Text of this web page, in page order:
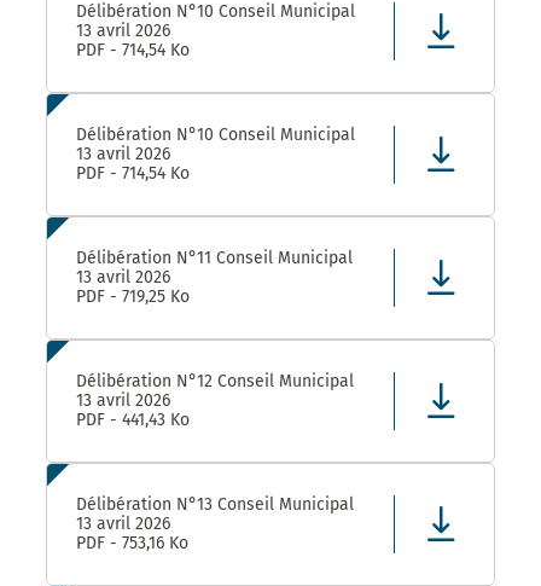
Délibération N°10 Conseil Municipal
13 avril 2026
PDF - 714,54 Ko
Délibération N°10 Conseil Municipal
13 avril 2026
PDF - 714,54 Ko
Délibération N°11 Conseil Municipal
13 avril 2026
PDF - 719,25 Ko
Délibération N°12 Conseil Municipal
13 avril 2026
PDF - 441,43 Ko
Délibération N°13 Conseil Municipal
13 avril 2026
PDF - 753,16 Ko